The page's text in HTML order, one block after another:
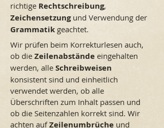
richtige Rechtschreibung,
Zeichensetzungund Verwendung der
Grammatik geachtet.
Wir prüfen beim Korrekturlesen auch,
ob die Zeilenabstände eingehalten
werden, alle Schreibweisen
konsistent sind und einheitlich
verwendet werden, ob alle
Überschriften zum Inhalt passen und
ob die Seitenzahlen korrekt sind. Wir
achten aufZeilenumbrüche und